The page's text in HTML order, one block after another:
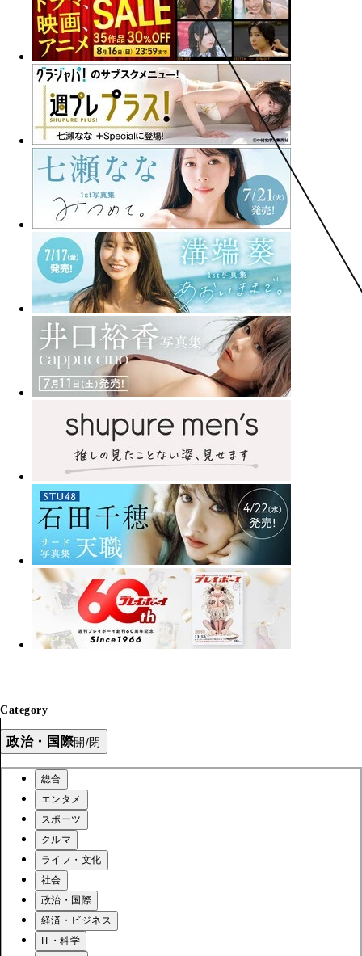
Category
政治・国際開/閉
総合
エンタメ
スポーツ
クルマ
ライフ・文化
社会
政治・国際
経済・ビジネス
IT・科学